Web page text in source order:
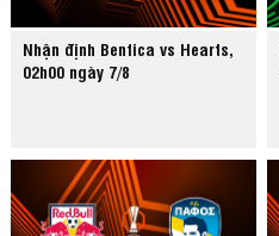
Nhận định Benfica vs Hearts,
02h00 ngày 7/8